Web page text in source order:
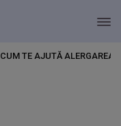
CUM TE AJUTĂ ALERGAREA